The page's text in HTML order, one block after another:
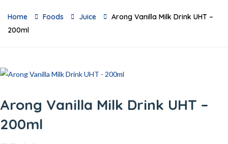
Home Foods Juice
Arong Vanilla Milk Drink UHT –
200ml
Arong Vanilla Milk Drink UHT –
200ml